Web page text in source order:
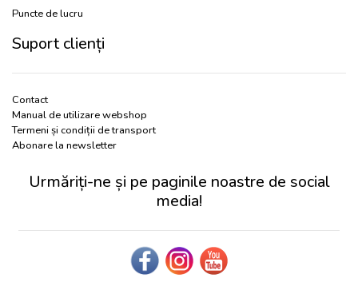
Puncte de lucru
Suport clienți
Contact
Manual de utilizare webshop
Termeni și condiții de transport
Abonare la newsletter
Urmăriți-ne și pe paginile noastre de social
media!